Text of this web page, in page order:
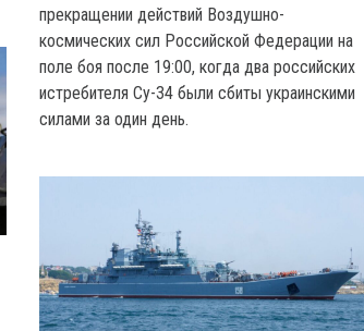
прекращении действий Воздушно-
космических сил Российской Федерации на
поле боя после 19:00, когда два российских
истребителя Су-34 были сбиты украинскими
силами за один день.